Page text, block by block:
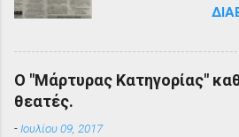
ο
Ο "Μάρτυρας Κατηγορίας"
θεατές.
-Ιουλίου 09, 2017